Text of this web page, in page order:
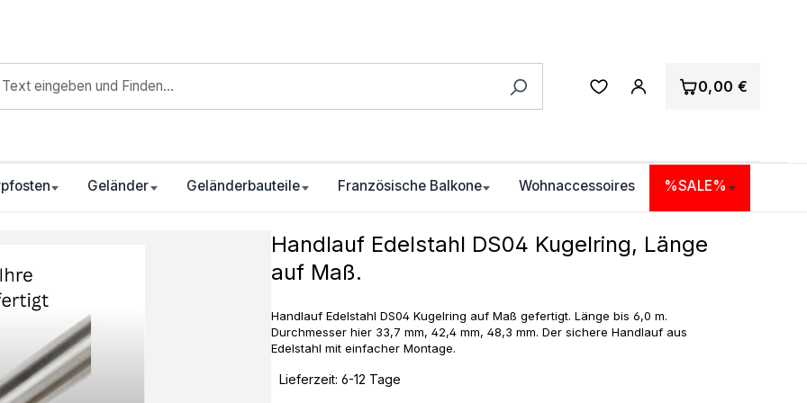
0,00 €
Geländer Geländerbauteile Französische Balkone Wohnaccessoires %SALE%
Handlauf Edelstahl DS04 Kugelring, Länge
auf Maß.
Handlauf Edelstahl DS04 Kugelring auf Maß gefertigt. Länge bis 6,0 m.
Durchmesser hier 33,7 mm, 42,4 mm, 48,3 mm. Der sichere Handlauf aus
Edelstahl mit einfacher Montage.
Lieferzeit: 6-12 Tage